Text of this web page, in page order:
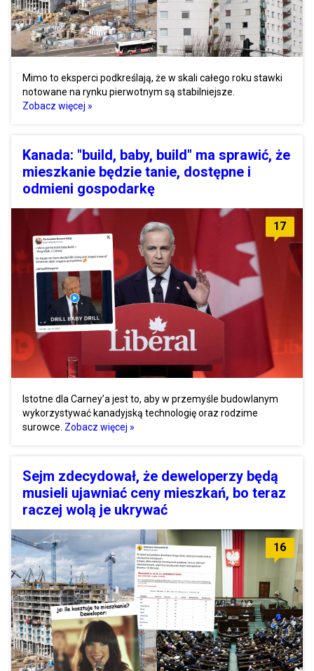
Mimo to eksperci podkreślają, że w skali całego roku stawki
notowane na rynku pierwotnym są stabilniejsze.
Zobacz więcej »
Kanada: "build, baby, build" ma sprawić, że
mieszkanie będzie tanie, dostępne i
odmieni gospodarkę
17
Istotne dla Carney’a jest to, aby w przemyśle budowlanym
wykorzystywać kanadyjską technologię oraz rodzime
surowce. Zobacz więcej »
Sejm zdecydował, że deweloperzy będą
musieli ujawniać ceny mieszkań, bo teraz
raczej wolą je ukrywać
16